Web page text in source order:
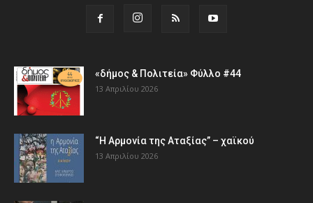
«δήμος & Πολιτεία» Φύλλο #44
13 Απριλίου 2026
“Η Αρμονία της Αταξίας” – χαϊκού
13 Απριλίου 2026